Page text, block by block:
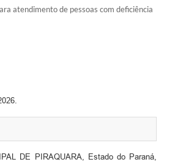
atendimento de pessoas com deficiência
DE PIRAQUARA, Estado do Paraná,